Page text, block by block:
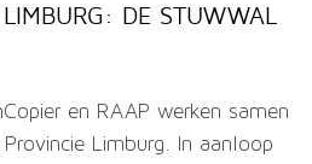
DE STUWWAL
en RAAP werken samen
Limburg. In aanloop